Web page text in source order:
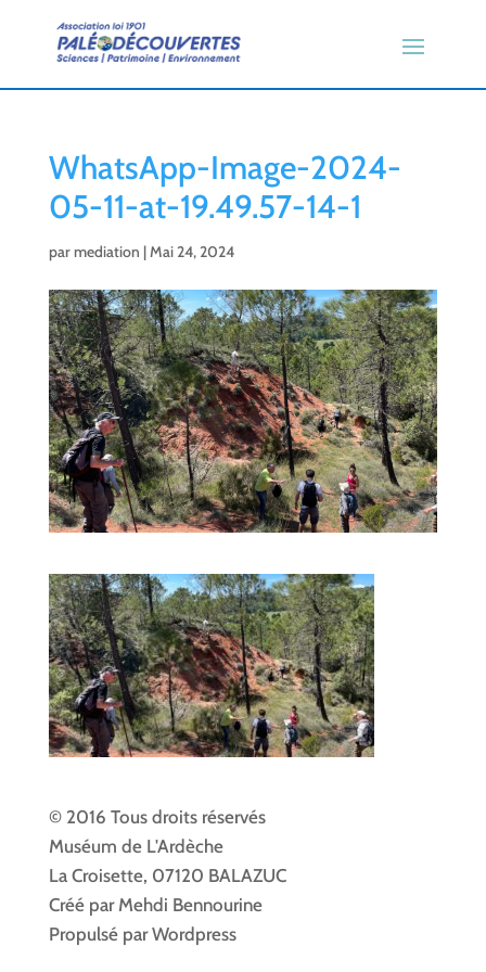
WhatsApp-Image-2024-
05-11-at-19.49.57-14-1
parmediation |Mai 24, 2024
© 2016 Tous droits réservés
Muséum de L'Ardèche
La Croisette, 07120 BALAZUC
Créé par Mehdi Bennourine
Propulsé par Wordpress